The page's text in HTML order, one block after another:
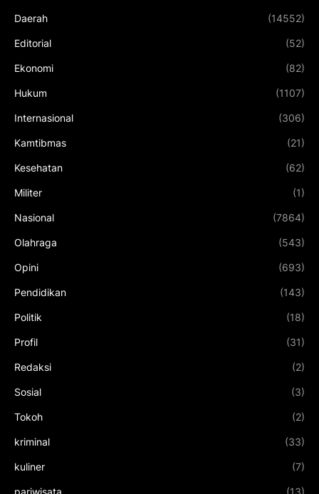
Daerah (14552)
Editorial (52)
Ekonomi (82)
Hukum (1107)
Internasional (306)
Kamtibmas (21)
Kesehatan (62)
Militer (1)
Nasional (7864)
Olahraga (543)
Opini (693)
Pendidikan (143)
Politik (18)
Profil (31)
Redaksi (2)
Sosial (3)
Tokoh (2)
kriminal (33)
kuliner (7)
pariwisata (13)